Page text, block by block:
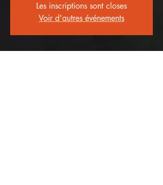
Les inscriptions sont closes
Voir d'autres événements